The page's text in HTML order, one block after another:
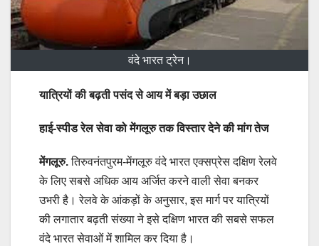
वंदे भारत ट्रेन।
यात्रियों की बढ़ती पसंद से आय में बड़ा उछाल
हाई-स्पीड रेल सेवा को मेंगलूरु तक विस्तार देने की मांग तेज
मेंगलूरु.तिरुवनंतपुरम-मेंगलूरु वंदे भारत एक्सप्रेस दक्षिण रेलवे
के लिए सबसे अधिक आय अर्जित करने वाली सेवा बनकर
उभरी है। रेलवे के आंकड़ों के अनुसार, इस मार्ग पर यात्रियों
की लगातार बढ़ती संख्या ने इसे दक्षिण भारत की सबसे सफल
वंदे भारत सेवाओं में शामिल कर दिया है।